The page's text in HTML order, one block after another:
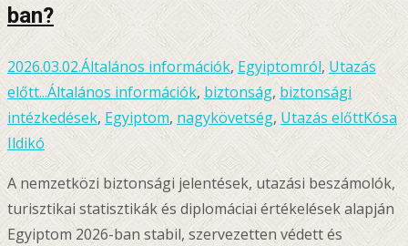
ban?
2026.03.02.Általános információk,Egyiptomról,Utazás
előtt...Általános információk,biztonság, biztonsági
intézkedések, Egyiptom, nagykövetség, Utazás előttKósa
Ildikó
A nemzetközi biztonsági jelentések, utazási beszámolók,
turisztikai statisztikák és diplomáciai értékelések alapján
Egyiptom 2026-ban stabil, szervezetten védett és